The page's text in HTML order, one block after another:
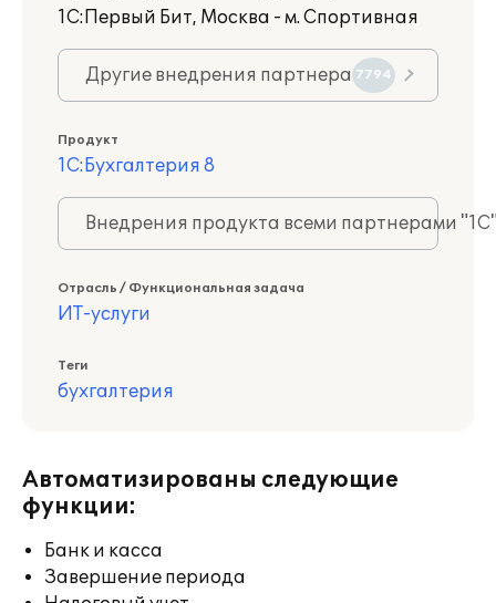
1С:Первый Бит, Москва - м. Спортивная
Другие внедрения партнера 7794
Продукт
1С:Бухгалтерия 8
Внедрения продукта всеми партнерами
Отрасль / Функциональная задача
ИТ-услуги
Теги
бухгалтерия
Автоматизированы следующие
функции:
Банк и касса
Завершение периода